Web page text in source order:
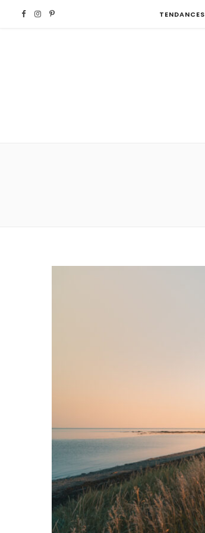
F I P TENDANCES